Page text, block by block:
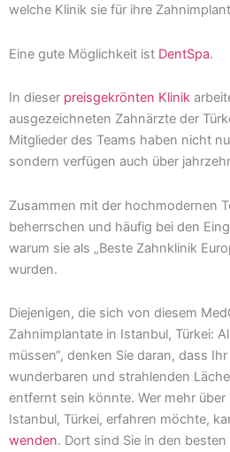
welche Klinik sie für ihre
Eine gute Möglichkeit ist DentSpa.
In dieser preisgekrönten Klinik
ausgezeichneten Zahnärzte der
Mitglieder des Teams haben nicht
sondern verfügen auch über
Zusammen mit der hochmodernen
beherrschen und häufig bei den
warum sie als „Beste Zahnklinik
wurden.
Diejenigen, die sich von diesem
Zahnimplantate in Istanbul, Türkei:
müssen“, denken Sie daran, dass
wunderbaren und strahlenden
entfernt sein könnte. Wer mehr
Istanbul, Türkei, erfahren möchte,
wenden. Dort sind Sie in den besten